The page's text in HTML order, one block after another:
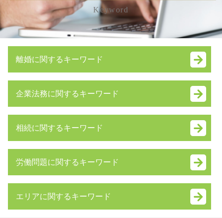
Keyword
離婚に関するキーワード
円満 離婚
離婚 期間
審判 離婚
親権 放棄
養育費 調停
企業法務に関するキーワード
m&a デメリット
紛争解決 方法
株式交換 適格要件
相続に関するキーワード
自筆証書遺言 書き方
相続 種類
労働問題に関するキーワード
不当解雇 慰謝料 相場
エリアに関するキーワード